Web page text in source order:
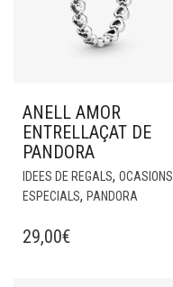
ANELL AMOR
ENTRELLAÇAT DE
PANDORA
IDEES DE REGALS, OCASIONS
ESPECIALS, PANDORA
29,00€